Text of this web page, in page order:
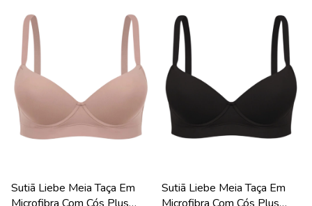
Sutiã Liebe Meia Taça Em
Sutiã Liebe Meia Taça Em